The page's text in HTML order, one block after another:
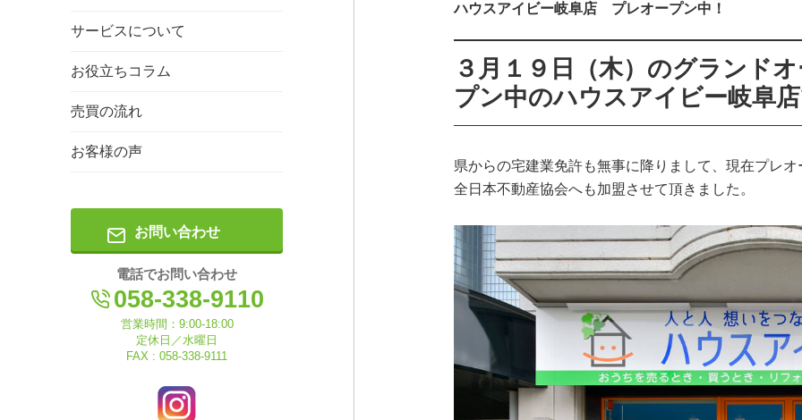
サービスについて
お役立ちコラム
売買の流れ
お客様の声
お問い合わせ
電話でお問い合わせ
058-338-9110
営業時間：9:00-18:00
定休日／水曜日
FAX : 058-338-9111
ハウスアイビー岐阜店 プレオープン中！
３月１９日（木）のグランド
プン中のハウスアイビー岐阜
県からの宅建業免許も無事に降りまして、現在プレ
全日本不動産協会へも加盟させて頂きました。